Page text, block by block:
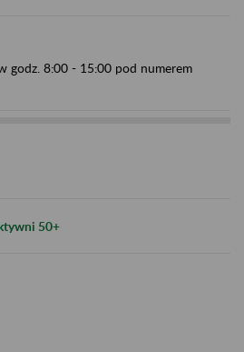
godz. 8:00 - 15:00 pod numerem
50+